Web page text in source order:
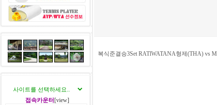
접속카운터 [view]
복식준결승3Set RATlWATANA형제(THA) vs